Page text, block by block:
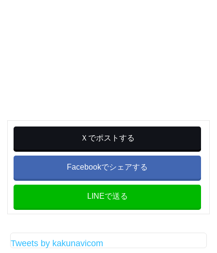
Ｘでポストする
Facebookでシェアする
LINEで送る
Tweets by kakunavicom